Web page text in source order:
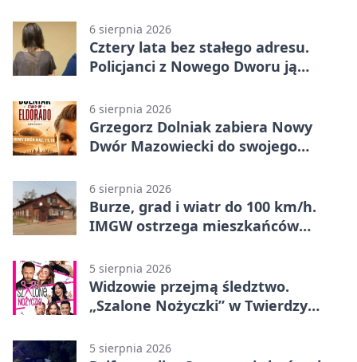
6 sierpnia 2026
Cztery lata bez stałego adresu.
Policjanci z Nowego Dworu ją
6 sierpnia 2026
Grzegorz Dolniak zabiera Nowy
Dwór Mazowiecki do swojego
6 sierpnia 2026
Burze, grad i wiatr do 100 km/h.
IMGW ostrzega mieszkańców
5 sierpnia 2026
Widzowie przejmą śledztwo.
„Szalone Nożyczki” w Twierdzy
5 sierpnia 2026